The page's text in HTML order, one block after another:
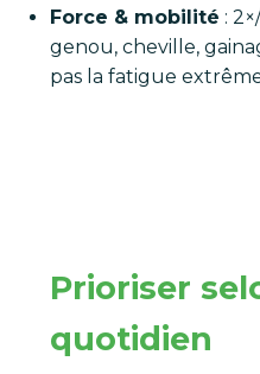
Force & mobilité :
genou, cheville,
pas la fatigue
Prioriser
quotidien